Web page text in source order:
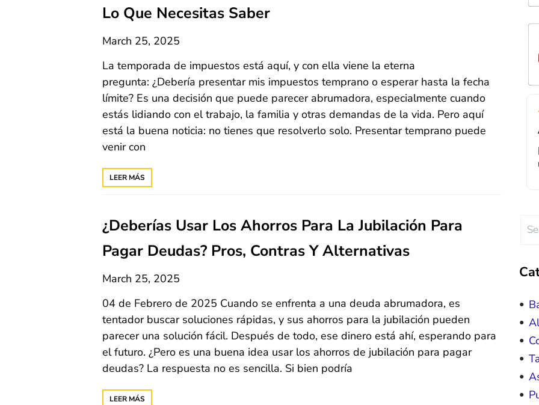
Lo Que Necesitas Saber
March 25, 2025
La temporada de impuestos está aquí, y con ella viene la eterna
pregunta: ¿Debería presentar mis impuestos temprano o esperar hasta la fecha
límite? Es una decisión que puede parecer abrumadora, especialmente cuando
estás lidiando con el trabajo, la familia y otras demandas de la vida. Pero aquí
está la buena noticia: no tienes que resolverlo solo. Presentar temprano puede
venir con
LEER MÁS
¿Deberías Usar Los Ahorros Para La Jubilación Para
Pagar Deudas? Pros, Contras Y Alternativas
March 25, 2025
04 de Febrero de 2025 Cuando se enfrenta a una deuda abrumadora, es
tentador buscar soluciones rápidas, y sus ahorros para la jubilación pueden
parecer una solución fácil. Después de todo, ese dinero está ahí, esperando para
el futuro. ¿Pero es una buena idea usar los ahorros de jubilación para pagar
deudas? La respuesta no es sencilla. Si bien podría
LEER MÁS